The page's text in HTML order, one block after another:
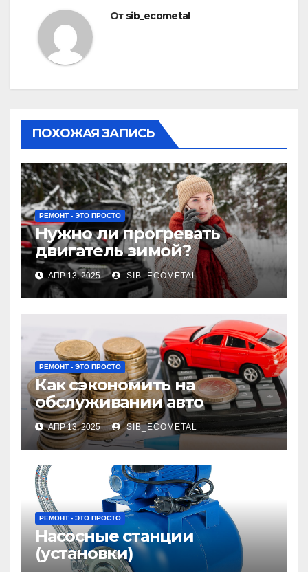
От sib_ecometal
ПОХОЖАЯ ЗАПИСЬ
РЕМОНТ - ЭТО ПРОСТО
Нужно ли прогревать
двигатель зимой?
АПР 13, 2025 SIB_ECOMETAL
РЕМОНТ - ЭТО ПРОСТО
Как сэкономить на
обслуживании авто
АПР 13, 2025 SIB_ECOMETAL
РЕМОНТ - ЭТО ПРОСТО
Насосные станции
(установки)